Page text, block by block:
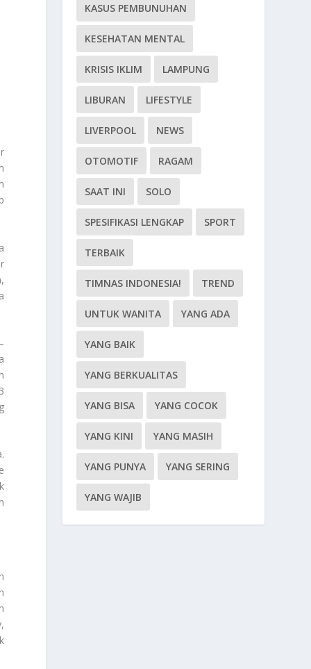
KASUS PEMBUNUHAN
KESEHATAN MENTAL
KRISIS IKLIM LAMPUNG
LIBURAN LIFESTYLE
LIVERPOOL NEWS
OTOMOTIF RAGAM
SAAT INI SOLO
SPESIFIKASI LENGKAP SPORT
TERBAIK
TIMNAS INDONESIA! TREND
UNTUK WANITA YANG ADA
YANG BAIK
YANG BERKUALITAS
YANG BISA YANG COCOK
YANG KINI YANG MASIH
YANG PUNYA YANG SERING
YANG WAJIB